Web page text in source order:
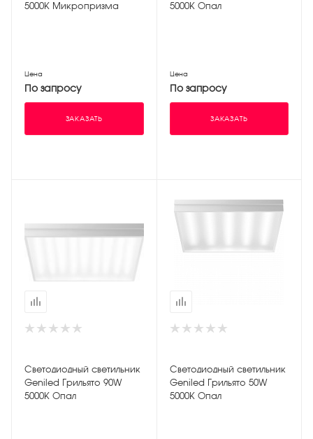
5000К Микропризма
Цена
По запросу
ЗАКАЗАТЬ
5000К Опал
Цена
По запросу
ЗАКАЗАТЬ
Светодиодный светильник
Geniled Грильято 90W
5000К Опал
Светодиодный светильник
Geniled Грильято 50W
5000К Опал